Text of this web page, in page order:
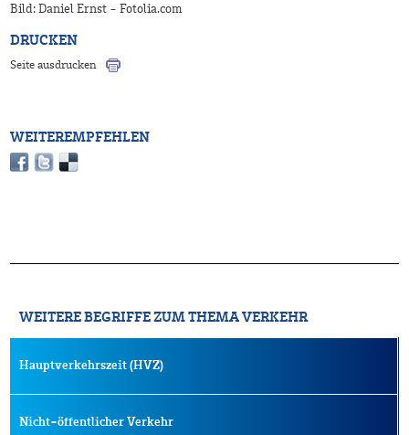
Bild: Daniel Ernst - Fotolia.com
DRUCKEN
Seite ausdrucken
WEITEREMPFEHLEN
WEITERE BEGRIFFE ZUM THEMA VERKEHR
Hauptverkehrszeit (HVZ)
Nicht-öffentlicher Verkehr